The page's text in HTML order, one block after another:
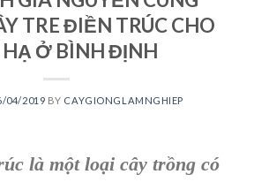
TRE ĐIỀN TRÚC CHO
Ở BÌNH ĐỊNH
04/2019 BY CAYGIONGLAMNGHIEP
là một loại cây trồng có